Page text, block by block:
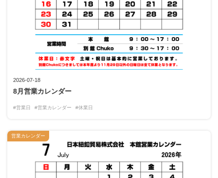
2026-07-18
8月営業カレンダー
#営業日 #営業カレンダー #休業日
営業カレンダー